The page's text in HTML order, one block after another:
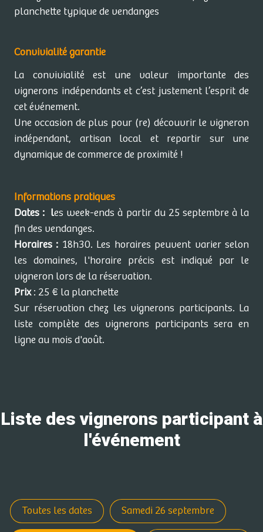
planchette typique de vendanges
Convivialité garantie
La convivialité est une valeur importante des
vignerons indépendants et c’est justement l’esprit de
cet événement.
Une occasion de plus pour (re) découvrir le vigneron
indépendant, artisan local et repartir sur une
dynamique de commerce de proximité !
Informations pratiques
Dates : les week-ends à partir du 25 septembre à la
fin des vendanges.
Horaires : 18h30. Les horaires peuvent varier selon
les domaines, l'horaire précis est indiqué par le
vigneron lors de la réservation.
Prix: 25 € la planchette
Sur réservation chez les vignerons participants. La
liste complète des vignerons participants sera en
ligne au mois d'août.
Liste des vignerons participant à
l'événement
Toutes les dates Samedi 26 septembre